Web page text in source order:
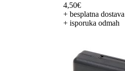
4,50€
+ besplatna dostava
+ isporuka odmah